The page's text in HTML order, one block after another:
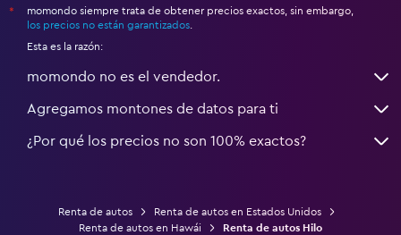
*
momondo siempre trata de obtener precios exactos, sin embargo,
los precios no están garantizados
Esta es la razón:
momondo no es el vendedor.
Agregamos montones de datos para ti
¿Por qué los precios no son 100% exactos?
Renta de autos
Renta de autos en Estados Unidos
Renta de autos en Hawái
Renta de autos Hilo